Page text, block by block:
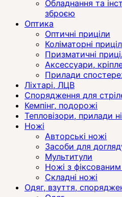
Обладнання та
зброєю
Оптика
Оптичні приціли
Коліматорні
Призматичні
Аксессуари,
Прилади
Ліхтарі, ЛЦВ
Спорядження для
Кемпінг, подорожі
Тепловізори, прилади
Ножі
Авторські ножі
Засоби для
Мультитули
Ножі з
Складні ножі
Одяг, взуття,